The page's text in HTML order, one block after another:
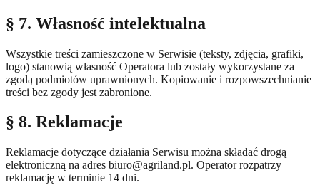
§ 7. Własność intelektualna
Wszystkie treści zamieszczone w Serwisie (teksty, zdjęcia, grafiki,
logo) stanowią własność Operatora lub zostały wykorzystane za
zgodą podmiotów uprawnionych. Kopiowanie i rozpowszechnianie
treści bez zgody jest zabronione.
§ 8. Reklamacje
Reklamacje dotyczące działania Serwisu można składać drogą
elektroniczną na adres biuro@agriland.pl. Operator rozpatrzy
reklamację w terminie 14 dni.